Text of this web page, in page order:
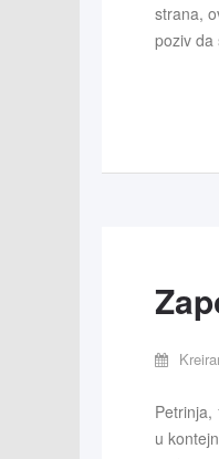
strana,
poziv da
Petrinja,
u